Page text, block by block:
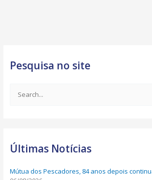
Pesquisa no site
c
f
Últimas Notícias
Mútua dos Pescadores, 84 anos depois